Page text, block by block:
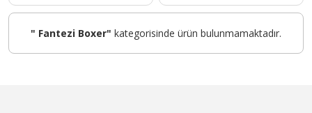
" Fantezi Boxer" kategorisinde ürün bulunmamaktadır.